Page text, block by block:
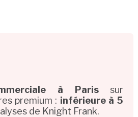
à Parissur
premium : inférieure à 5
de Knight Frank.